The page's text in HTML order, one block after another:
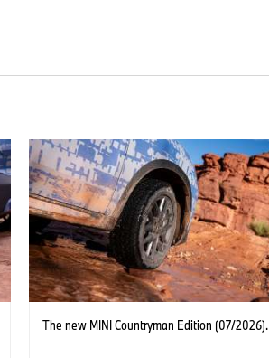
The new MINI Countryman Edition (07/2026).